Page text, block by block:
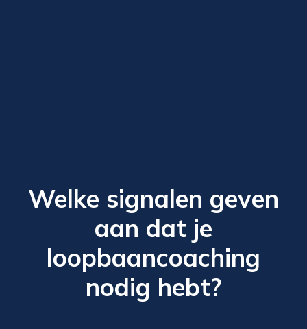
Welke signalen geven
aan dat je
loopbaancoaching
nodig hebt?